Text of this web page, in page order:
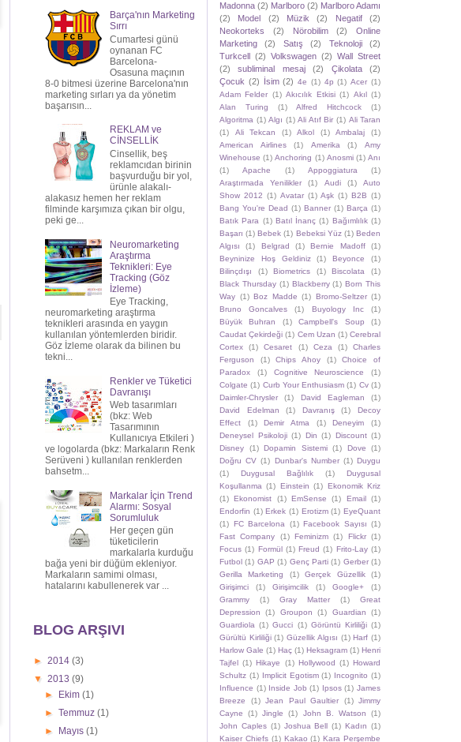
Barça'nın Marketing
Sırrı
Cumartesi günü
oynanan FC
Barcelona-
Osasuna maçının
8-0 bitmesi üzerine Barcelona'nın
marketing sırları ya da yönetim
başarısın...
REKLAM ve
CİNSELLİK
Cinsellik, beş
reklamcıdan birinin
başvurduğu bir yol,
ürünle alakalı-
alakasız hemen her reklam
filminde karşımıza çıkan bir olgu,
peki ge...
Neuromarketing
Araştırma
Teknikleri: Eye
Tracking (Göz
İzleme)
Eye Tracking,
neuromarketing araştırma
teknikleri arasında en yaygın
kullanılan yöntemlerden biridir.
Göz İzleme olarak da bilinen bu
tekni...
Renkler ve Tüketici
Davranışı
Web tasarımları
(bkz: Web
Tasarımının
Kullanıcıya Etkileri )
ve logolarda (bkz: Markaların Renk
Serüveni ) kullanılan renklerden
bahsetm...
Markalar İçin Trend
Alarmı: Sosyal
Sorumluluk
Her geçen gün
tüketicilerin
markalarla kurduğu
bağa yeni bir düğüm ekleniyor.
Markaların samimi olması,
hatalarını kabullenerek var ...
BLOG ARŞIVI
► 2014 (3)
▼ 2013 (9)
► Ekim(1)
►Temmuz(1)
► Mayıs(1)
Madonna (2) Marlboro (2) Marlboro Adamı
(2)
Model (2) Müzik (2) Negatif
(2)
Neokorteks
(2) Nörobilim (2)
Online
Marketing
(2) Satış (2) Teknoloji
(2)
Turkcell (2) Volkswagen (2) Wall Street
(2)
subliminal mesaj (2) Çikolata
(2)
Çocuk (2) İsim (2) 4e (1) 4p (1) Acer (1)
Adam Felder (1) Akıcılık Etkisi (1) Akıl (1)
Alan Turing
(1) Alfred Hitchcock
(1)
Algoritma (1) Algı (1) Ali Atıf Bir (1) Ali Taran
(1)
Ali Tekcan (1) Alkol (1) Ambalaj
(1)
American Airlines
(1) Amerika (1)
Amy
Winehouse (1) Anchoring (1) Anosmi (1) Anı
(1)
Apache (1) Appoggiatura
(1)
Araştırmada Yenilikler
(1) Audi (1)
Auto
Show 2012 (1) Avatar (1) Aşk (1) B2B (1)
Bang You're Dead (1) Banner (1) Barça (1)
Batık Para (1) Batıl İnanç (1) Bağımlılık (1)
Başarı (1) Bebek (1) Bebeksi Yüz (1) Beden
Algısı
(1) Belgrad (1) Bernie Madoff
(1)
Beyninize Hoş Geldiniz
(1) Beyonce
(1)
Bilinçdışı
(1) Biometrics (1) Biscolata
(1)
Black Thursday (1) Blackberry (1) Born This
Way (1) Boz Madde (1) Bromo-Seltzer (1)
Bruno Goncalves
(1) Buyology Inc
(1)
Büyük Buhran
(1) Campbell's Soup
(1)
Caudat Çekirdeği (1) Cem Uzan (1) Cerebral
Cortex
(1) Cesaret (1) Ceza (1)
Charles
Ferguson
(1) Chips Ahoy (1)
Choice of
Paradox
(1) Cognitive Neuroscience
(1)
Colgate (1) Curb Your Enthusiasm (1) Cv (1)
Daimler-Chrysler
(1) David Eagleman
(1)
David Edelman
(1) Davranış (1)
Decoy
Effect
(1) Demir Atma (1) Deneyim
(1)
Deneysel Psikoloji (1) Din (1) Discount (1)
Disney
(1) Dopamin Sistemi (1) Dove
(1)
Doğru CV (1) Dunbar's Number (1) Duygu
(1)
Duygusal Bağlılık (1)
Duygusal
Koşullanma (1) Einstein (1) Ekonomik Kriz
(1) Ekonomist (1) EmSense (1) Email (1)
Endorfin (1) Erkek (1) Erotizm (1) EyeQuant
(1) FC Barcelona (1) Facebook Sayısı (1)
Fast Company
(1) Feminizm (1) Flickr (1)
Focus (1) Formül (1) Freud (1) Frito-Lay (1)
Futbol (1) GAP (1) Genç Parti (1) Gerber (1)
Gerilla Marketing
(1) Gerçek Güzellik
(1)
Girişimci
(1) Girişimcilik (1) Google+
(1)
Grammy
(1) Gray Matter (1)
Great
Depression
(1) Groupon (1) Guardian
(1)
Guardiola (1) Gucci (1) Görüntü Kirliliği (1)
Gürültü Kirliliği (1) Güzellik Algısı (1) Harf (1)
Harlow Gale (1) Haç (1) Heksagram (1) Henri
Tajfel (1) Hikaye (1) Hollywood (1) Howard
Schultz (1) Implicit Egotism (1) Incognito (1)
Influence (1) Inside Job (1) Ipsos (1) James
Breeze
(1) Jean Paul Gaultier (1) Jimmy
Cayne
(1) Jingle (1) John B. Watson
(1)
John Caples (1) Joshua Bell (1) Kadın (1)
Kaiser Chiefs (1) Kakao (1) Kara Perşembe